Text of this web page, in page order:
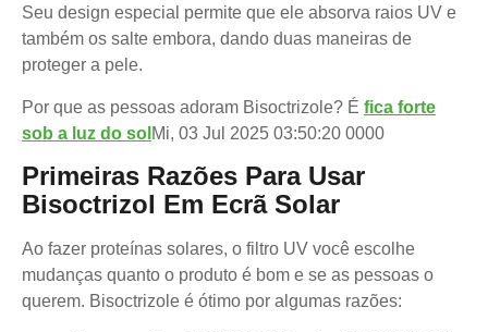
Seu design especial permite que ele absorva raios UV e
também os salte embora, dando duas maneiras de
proteger a pele.
Por que as pessoas adoram Bisoctrizole? É fica forte
sob a luz do sol Mi, 03 Jul 2025 03:50:20 0000
Primeiras Razões Para Usar
Bisoctrizol Em Ecrã Solar
Ao fazer proteínas solares, o filtro UV você escolhe
mudanças quanto o produto é bom e se as pessoas o
querem. Bisoctrizole é ótimo por algumas razões: